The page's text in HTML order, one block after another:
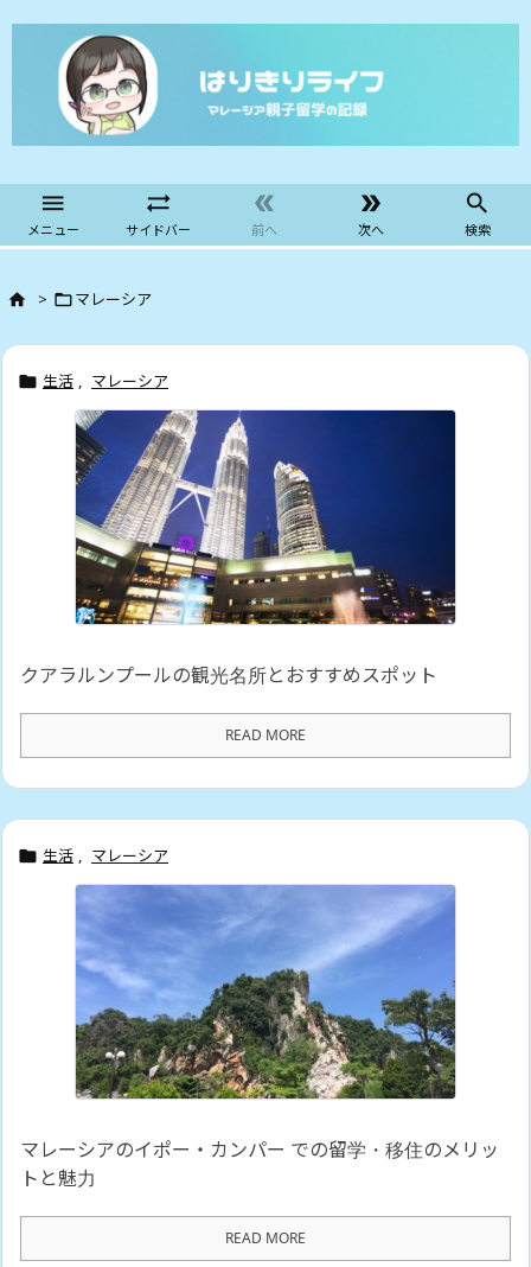

メニュー

サイドバー

前へ

次へ

検索
 > マレーシア
 生活 マレーシア
クアラルンプールの観光名所とおすすめスポット
READ MORE
 生活 マレーシア
マレーシアのイポー・カンパー での留学・移住のメリッ
トと魅力
READ MORE